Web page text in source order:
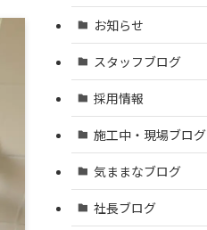
お知らせ
スタッフブログ
採用情報
施工中・現場ブログ
気ままなブログ
社長ブログ